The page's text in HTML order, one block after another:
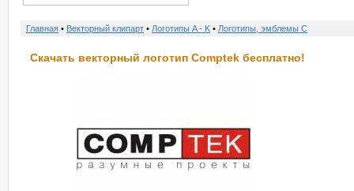
Главная • Векторный клипарт • Логотипы A - K • Логотипы, эмблемы C
Скачать векторный логотип Comptek бесплатно!